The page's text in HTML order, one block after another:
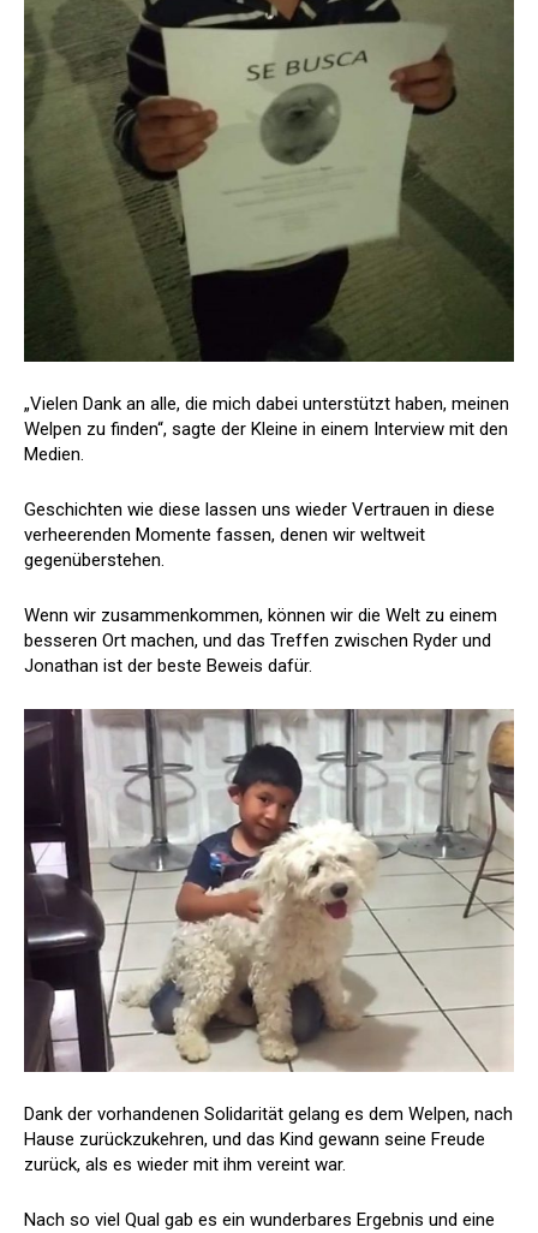
„Vielen Dank an alle, die mich dabei unterstützt haben, meinen
Welpen zu finden“, sagte der Kleine in einem Interview mit den
Medien.
Geschichten wie diese lassen uns wieder Vertrauen in diese
verheerenden Momente fassen, denen wir weltweit
gegenüberstehen.
Wenn wir zusammenkommen, können wir die Welt zu einem
besseren Ort machen, und das Treffen zwischen Ryder und
Jonathan ist der beste Beweis dafür.
Dank der vorhandenen Solidarität gelang es dem Welpen, nach
Hause zurückzukehren, und das Kind gewann seine Freude
zurück, als es wieder mit ihm vereint war.
Nach so viel Qual gab es ein wunderbares Ergebnis und eine